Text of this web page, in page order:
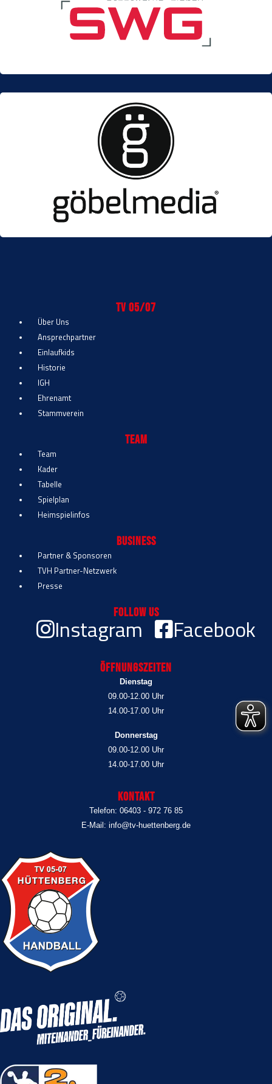
TV 05/07
Über Uns
Ansprechpartner
Einlaufkids
Historie
IGH
Ehrenamt
Stammverein
Team
Team
Kader
Tabelle
Spielplan
Heimspielinfos
Business
Partner & Sponsoren
TVH Partner-Netzwerk
Presse
Follow Us
Instagram Facebook
Öffnungszeiten
Dienstag
09.00-12.00 Uhr
14.00-17.00 Uhr
Donnerstag
09.00-12.00 Uhr
14.00-17.00 Uhr
Kontakt
Telefon: 06403 - 972 76 85
E-Mail: info@tv-huettenberg.de